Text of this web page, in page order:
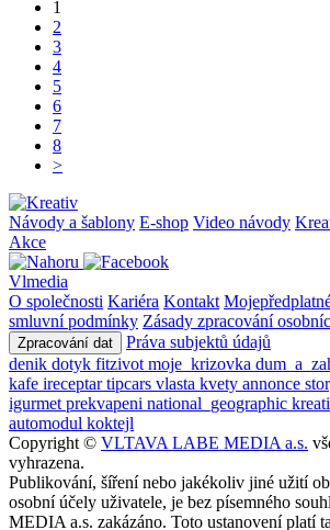
1
2
3
4
5
6
7
8
>
Návody a šablony E-shop Video návody
Akce
Vlmedia
O společnosti Kariéra Kontakt
smluvní podmínky Zásady zpracování
Zpracování dat
Práva subjektů údajů
denik dotyk fitzivot moje_krizovka
kafe ireceptartipcars vlasta kvety annonce
igurmet prekvapeni national_geographic
automodul koktejl
Copyright © VLTAVA LABE MEDIA a.s.
vyhrazena.
Publikování, šíření nebo jakékoliv jiné užití
osobní účely uživatele, je bez písemného
MEDIA a.s. zakázáno. Toto ustanovení platí